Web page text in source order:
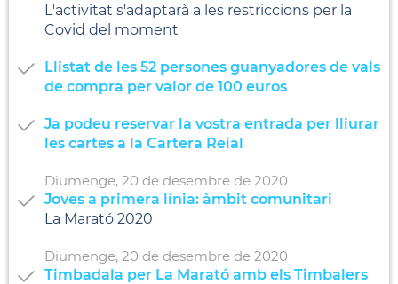
L'activitat s'adaptarà a les restriccions per la
Covid del moment
Llistat de les 52 persones guanyadores de vals
de compra per valor de 100 euros
Ja podeu reservar la vostra entrada per lliurar
les cartes a la Cartera Reial
Diumenge, 20 de desembre de 2020
Joves a primera línia: àmbit comunitari
La Marató 2020
Diumenge, 20 de desembre de 2020
Timbadala per La Marató amb els Timbalers